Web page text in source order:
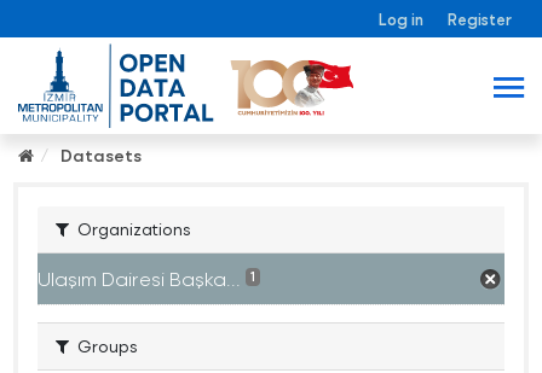
Log in Register
Datasets
Organizations
Ulaşım Dairesi Başka... 1
Groups